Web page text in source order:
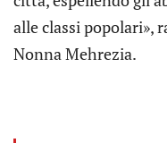
alle classi popolari»,
Nonna Mehrezia.